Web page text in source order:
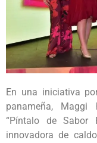
En una iniciativa
panameña,
“Píntalo de Sabor
innovadora de